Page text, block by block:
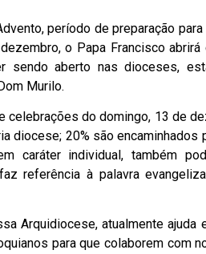
período de preparação
o Papa Francisco
sendo aberto nas dioceses,
Murilo.
celebrações do domingo, 13 de
diocese; 20% são encaminhados
caráter individual, também
referência à palavra
Arquidiocese, atualmente ajuda
para que colaborem com